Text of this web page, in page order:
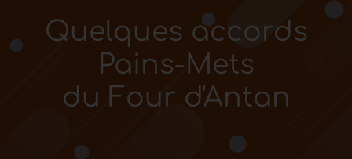
Quelques accords
Pains-Mets
du Four d'Antan